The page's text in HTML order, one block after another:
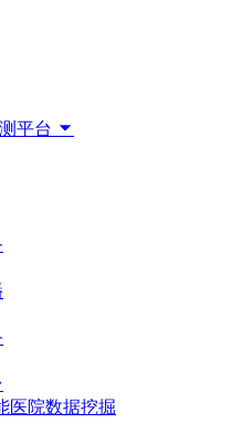
平台
医院数据挖掘